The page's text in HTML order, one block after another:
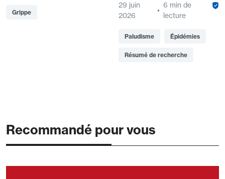
Grippe
29 juin
2026
6 min de
lecture
Paludisme Épidémies
Résumé de recherche
Recommandé pour vous